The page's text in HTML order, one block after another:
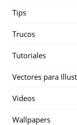
Tips
Trucos
Tutoriales
Vectores para
Videos
Wallpapers